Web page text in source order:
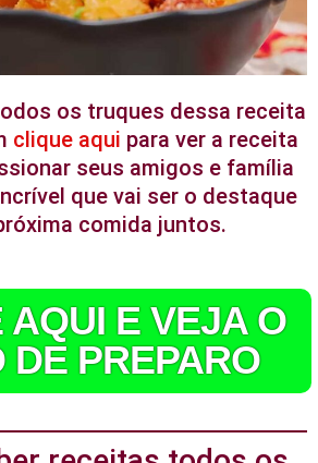
os truques dessa receita
clique aqui para ver a receita
seus amigos e família
que vai ser o destaque
comida juntos.
AQUI E VEJA O
DE PREPARO